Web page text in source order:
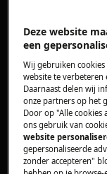
deze functie
ovenmodellen.
Wat is
gebruiken?
De meeste
vele
Koken met
vitamines,
bevatten
Deze website
een
Wij gebruiken
website te
Daarnaast delen wij
onze partners op het
Door op "Alle cookies
ons gebruik van
website
gepersonaliseerde
zonder accepteren"